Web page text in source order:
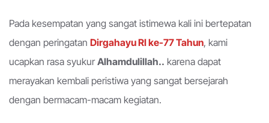
Pada kesempatan yang sangat istimewa kali ini bertepatan
dengan peringatan Dirgahayu RI ke-77 Tahun, kami
ucapkan rasa syukurAlhamdulillah.. karena dapat
merayakan kembali peristiwa yang sangat bersejarah
dengan bermacam-macam kegiatan.